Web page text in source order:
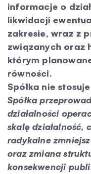
informacje o
likwidacji
zakresie, wraz z
związanych oraz
którym
równości.
Spółka nie
Spółka
działalności
skalę działalność,
radykalne
oraz zmiana
konsekwencji